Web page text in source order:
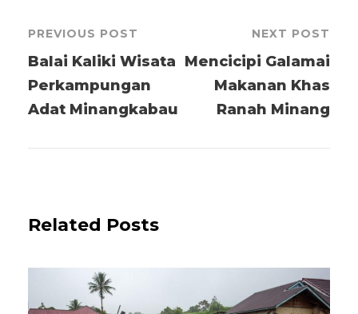
PREVIOUS POST
Balai Kaliki Wisata
Perkampungan
Adat Minangkabau
NEXT POST
Mencicipi Galamai
Makanan Khas
Ranah Minang
Related Posts